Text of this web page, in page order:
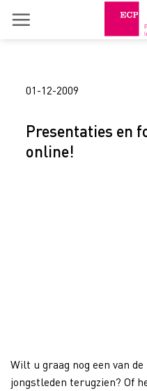
01-12-2009
Presentaties en
online!
Wilt u graag nog een van
jongstleden terugzien? Of